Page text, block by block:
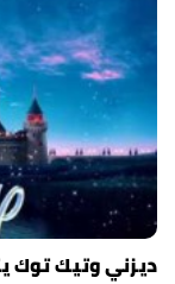
ديزني وتيك توك